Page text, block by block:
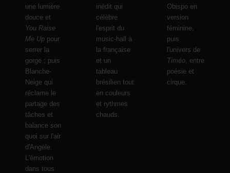
une lumière
douce et
You Raise
Me Uppour
serrer la
gorge ; puis
Blanche-
Neige qui
réclame le
partage des
tâches et
balance son
quoi sur l'air
d'Angèle.
L'émotion
dans tous
inédit qui
célèbre
l'esprit du
music-hall à
la française
et un
tableau
brésilien tout
en couleurs
et rythmes
chauds.
Obispo en
version
féminine,
puis
l'univers de
Timéo , entre
poésie et
cirque.